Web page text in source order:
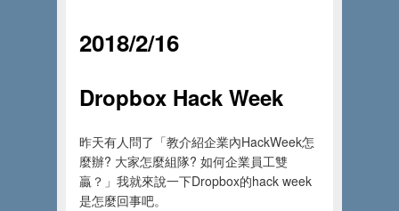
2018/2/16
Dropbox Hack Week
昨天有人問了「教介紹企業內HackWeek怎
麼辦? 大家怎麼組隊? 如何企業員工雙
贏？」我就來說一下Dropbox的hack week
是怎麼回事吧。